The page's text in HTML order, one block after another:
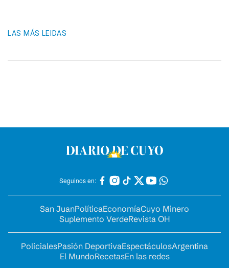
LAS MÁS LEIDAS
Seguinos en:
San JuanPolíticaEconomíaCuyo Minero
Suplemento VerdeRevista OH
PolicialesPasión DeportivaEspectáculosArgentina
El MundoRecetasEn las redes